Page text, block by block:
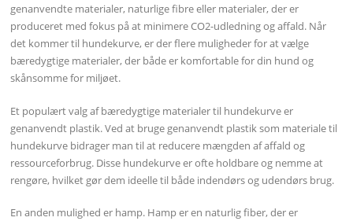
genanvendte materialer, naturlige fibre eller materialer, der er
produceret med fokus på at minimere CO2-udledning og affald. Når
det kommer til hundekurve, er der flere muligheder for at vælge
bæredygtige materialer, der både er komfortable for din hund og
skånsomme for miljøet.
Et populært valg af bæredygtige materialer til hundekurve er
genanvendt plastik. Ved at bruge genanvendt plastik som materiale til
hundekurve bidrager man til at reducere mængden af affald og
ressourceforbrug. Disse hundekurve er ofte holdbare og nemme at
rengøre, hvilket gør dem ideelle til både indendørs og udendørs brug.
En anden mulighed er hamp. Hamp er en naturlig fiber, der er